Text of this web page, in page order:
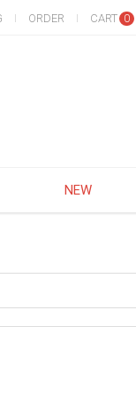
ORDER CART 0
NEW